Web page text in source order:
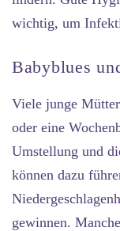
wichtig, um
Babyblues
Viele junge
oder eine
Umstellung und
können dazu
gewinnen.